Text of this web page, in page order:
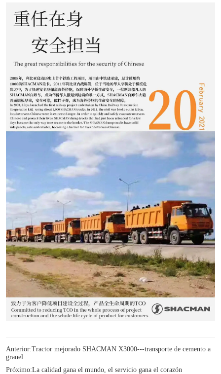
Anterior:Tractor mejorado SHACMAN X3000---transporte de cemento a
granel
Próximo:La calidad gana el mundo, el servicio gana el corazón